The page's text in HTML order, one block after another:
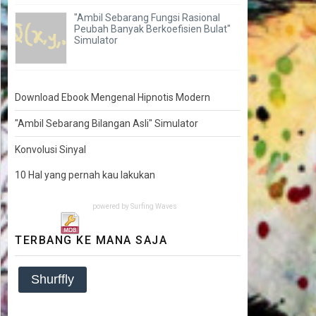
"Ambil Sebarang Fungsi Rasional
Peubah Banyak Berkoefisien Bulat"
Simulator
Download Ebook Mengenal Hipnotis Modern
"Ambil Sebarang Bilangan Asli" Simulator
Konvolusi Sinyal
10 Hal yang pernah kau lakukan
powered by Surfing Waves
TERBANG KE MANA SAJA
Shurffly